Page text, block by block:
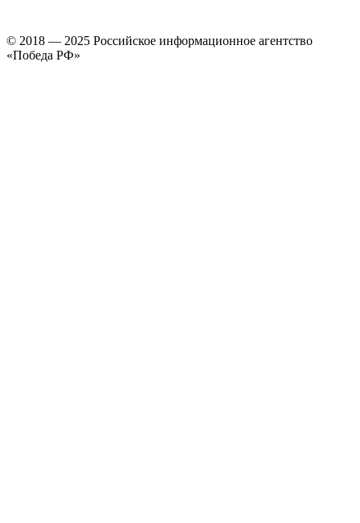
© 2018 — 2025 Российское информационное агентство
«Победа РФ»